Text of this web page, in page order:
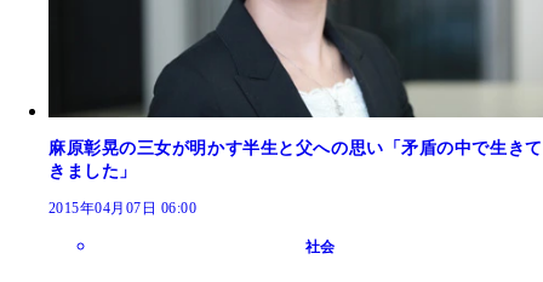
麻原彰晃の三女が明かす半生と父への思い「矛盾の中で生きて
きました」
2015年04月07日 06:00
社会